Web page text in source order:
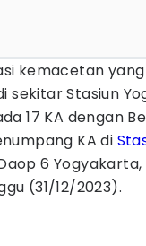
kemacetan
sekitar Stasiun
17 KA dengan
KA di
6
(31/12/2023).